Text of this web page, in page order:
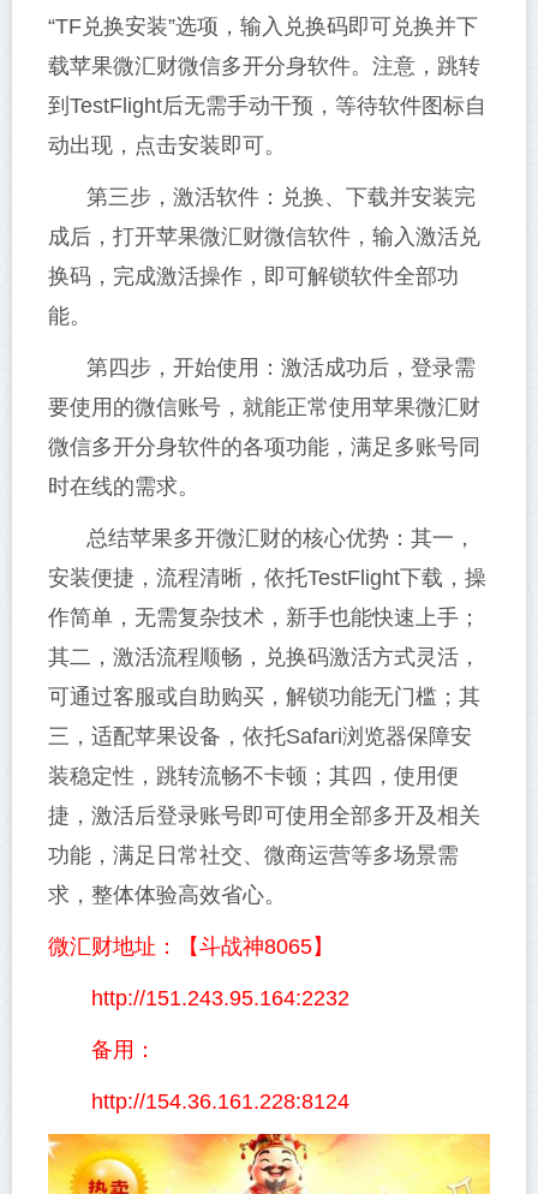
“TF兑换安装”选项，输入兑换码即可兑换并下
载苹果微汇财微信多开分身软件。注意，跳转
到TestFlight后无需手动干预，等待软件图标自
动出现，点击安装即可。
第三步，激活软件：兑换、下载并安装完
成后，打开苹果微汇财微信软件，输入激活兑
换码，完成激活操作，即可解锁软件全部功
能。
第四步，开始使用：激活成功后，登录需
要使用的微信账号，就能正常使用苹果微汇财
微信多开分身软件的各项功能，满足多账号同
时在线的需求。
总结苹果多开微汇财的核心优势：其一，
安装便捷，流程清晰，依托TestFlight下载，操
作简单，无需复杂技术，新手也能快速上手；
其二，激活流程顺畅，兑换码激活方式灵活，
可通过客服或自助购买，解锁功能无门槛；其
三，适配苹果设备，依托Safari浏览器保障安
装稳定性，跳转流畅不卡顿；其四，使用便
捷，激活后登录账号即可使用全部多开及相关
功能，满足日常社交、微商运营等多场景需
求，整体体验高效省心。
微汇财地址：【斗战神8065】
http://151.243.95.164:2232
备用：
http://154.36.161.228:8124